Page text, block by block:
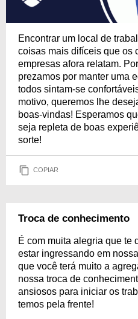
Encontrar um local de
coisas mais difíceis que os
empresas afora relatam.
prezamos por manter uma
todos sintam-se
motivo, queremos lhe
boas-vindas! Esperamos
seja repleta de boas
sorte!
COPIAR
Troca de conhecimento
É com muita alegria que te
estar ingressando em
que você terá muito a
nossa troca de
ansiosos para iniciar os
temos pela frente!